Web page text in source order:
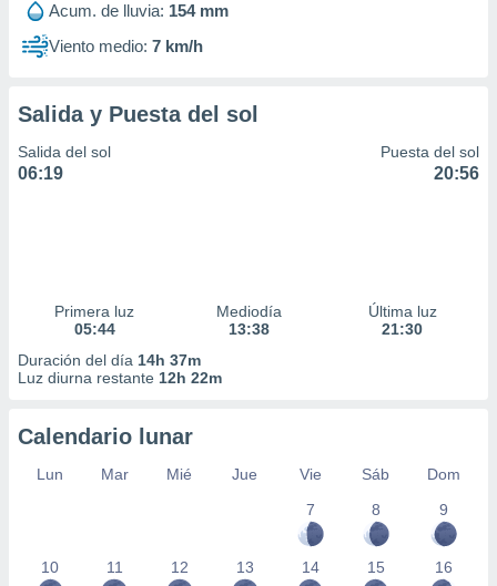
Acum. de lluvia: 154 mm
Viento medio: 7 km/h
Salida y Puesta del sol
Salida del sol
06:19
Puesta del sol
20:56
Primera luz
05:44
Mediodía
13:38
Última luz
21:30
Duración del día 14h 37m
Luz diurna restante 12h 22m
Calendario lunar
Lun Mar Mié Jue Vie Sáb
Dom
7
8 9
10 11 12 13 14 15 16